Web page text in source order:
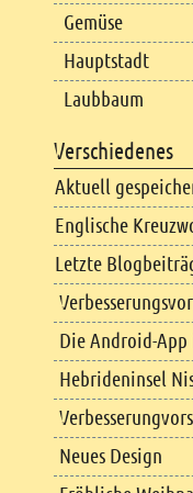
Gemüse
Hauptstadt
Laubbaum
Verschiedenes
Aktuell
Englische
Letzte
Die Android-App
Hebrideninsel
Neues Design